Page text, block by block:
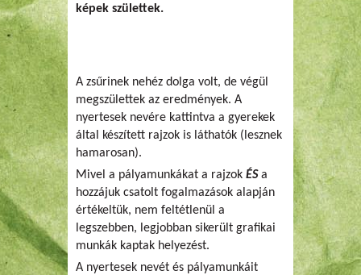
képek születtek.
A zsűrinek nehéz dolga volt, de végül
megszülettek az eredmények. A
nyertesek nevére kattintva a gyerekek
által készített rajzok is láthatók (lesznek
hamarosan).
Mivel a pályamunkákat a rajzok ÉSa
hozzájuk csatolt fogalmazások alapján
értékeltük, nem feltétlenül a
legszebben, legjobban sikerült grafikai
munkák kaptak helyezést.
A nyertesek nevét és pályamunkáit